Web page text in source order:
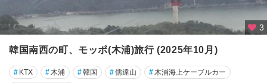
東
海
原
3
韓国南西の町、モッポ(木浦)旅行 (2025年10月)
# KTX # 木浦 #韓国 #儒達山 # 木浦海上ケーブルカー